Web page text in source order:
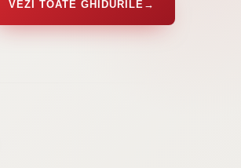
VEZI TOATE GHIDURILE →